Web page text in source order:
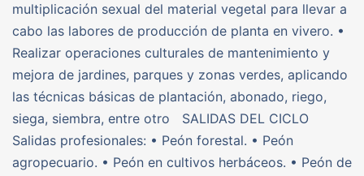
multiplicación sexual del material vegetal para llevar a
cabo las labores de producción de planta en vivero. •
Realizar operaciones culturales de mantenimiento y
mejora de jardines, parques y zonas verdes, aplicando
las técnicas básicas de plantación, abonado, riego,
siega, siembra, entre otro SALIDAS DEL CICLO
Salidas profesionales: • Peón forestal. • Peón
agropecuario. • Peón en cultivos herbáceos. • Peón de